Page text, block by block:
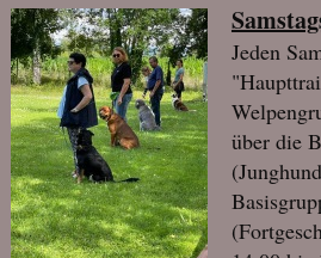
Jeden
über die